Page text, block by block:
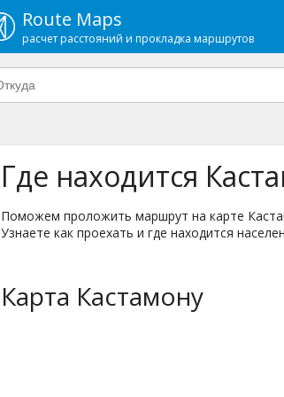
Route Maps
расчет расстояний и прокладка маршрутов
Где находится
Поможем проложить маршрут на карте
Узнаете как проехать и где находится
Карта Кастамону